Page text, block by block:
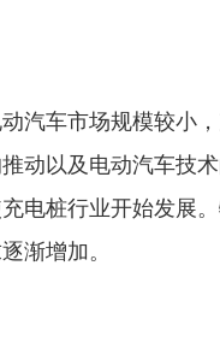
汽车市场规模较小
动以及电动汽车技
电桩行业开始发展
渐增加。